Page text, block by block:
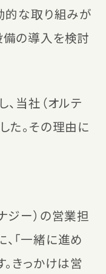
的な取り組みが
の導入を検討
当社（オルテ
た。その理由に
ジー）の営業担
「一緒に進め
きっかけは営